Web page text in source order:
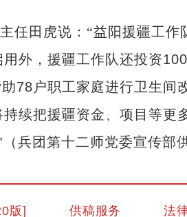
任田虎说：“益阳援疆工作
外，援疆工作队还投资100
78 户职工家庭进行卫生间
续把援疆资金、项目等更
兵团第十二师党委宣传部
版] 供稿服务 法